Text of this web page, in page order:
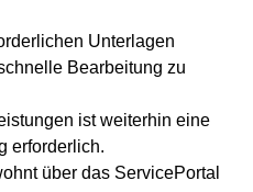
Unterlagen
Bearbeitung zu
ist weiterhin eine
erforderlich.
über das ServicePortal